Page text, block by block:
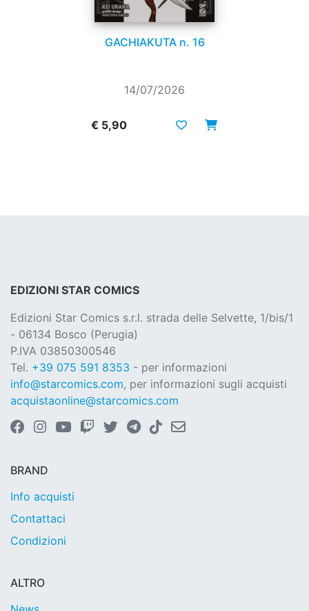
GACHIAKUTA n. 16
14/07/2026
€ 5,90
EDIZIONI STAR COMICS
Edizioni Star Comics s.r.l. strada delle Selvette, 1/bis/1
- 06134 Bosco (Perugia)
P.IVA 03850300546
Tel. +39 075 591 8353 - per informazioni
info@starcomics.com, per informazioni sugli acquisti
acquistaonline@starcomics.com
BRAND
Info acquisti
Contattaci
Condizioni
ALTRO